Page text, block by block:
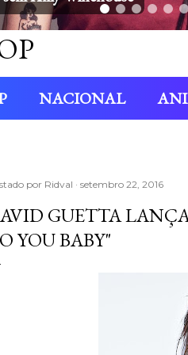
NACIONAL
por Ridval setembro 22, 2016
GUETTA
YOU BABY"